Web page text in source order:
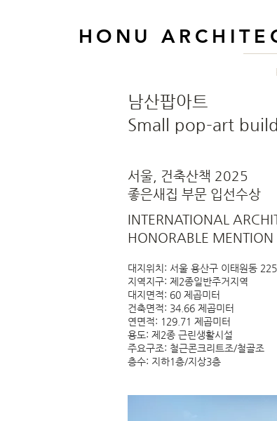
HONU
​남산팝아트
Small pop-art
​서울, 건축산책 2025
좋은새집 부문 입선수상
INTERNATIONAL
HONORABLE MENTION
대지위치: 서울 용산구 이태원동
지역지구: 제2종일반주거지역
대지면적: 60 제곱미터
건축면적: 34.66 제곱미터
연면적: 129.71 제곱미터
용도: 제2종 근린생활시설
주요구조: 철근콘크리트조/철골조
층수: 지하1층/지상3층